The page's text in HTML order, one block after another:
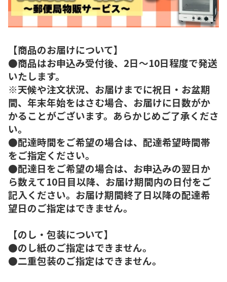
【商品のお届けについて】
●商品はお申込み受付後、2日～10日程度で発送
いたします。
※天候や注文状況、お届けまでに祝日・お盆期
間、年末年始をはさむ場合、お届けに日数がか
かることがございます。あらかじめご了承くださ
い。
●配達時間をご希望の場合は、配達希望時間帯
をご指定ください。
●配達日をご希望の場合は、お申込みの翌日か
ら数えて10日目以降、お届け期間内の日付をご
記入ください。お届け期間終了日以降の配達希
望日のご指定はできません。
【のし・包装について】
●のし紙のご指定はできません。
●二重包装のご指定はできません。